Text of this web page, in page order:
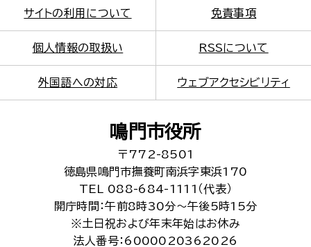
サイトの利用について 免責事項
個人情報の取扱い RSSについて
外国語への対応 ウェブアクセシビリティ
鳴門市役所
〒772-8501
徳島県鳴門市撫養町南浜字東浜170
TEL 088-684-1111（代表）
開庁時間：午前8時30分～午後5時15分
※土日祝および年末年始はお休み
法人番号：6000020362026